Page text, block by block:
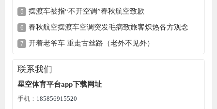
摆渡车被指“不开空调”春秋航空致歉
春秋航空摆渡车空调突发毛病致旅客炽热各方观念
开着老爷车 重走古丝路（老外不见外）
联系我们
星空体育平台app下载网址
手机： 185856915520